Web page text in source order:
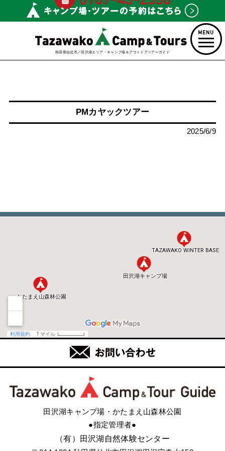
秋田県仙北市／田沢湖エリア・キャンプ場＆アウトドアツアーガイド
PMカヤックツアー
2025/6/9
田沢湖キャンプ場・かたまえ山森林公園
●指定管理者●
（有）田沢湖自然体験センター